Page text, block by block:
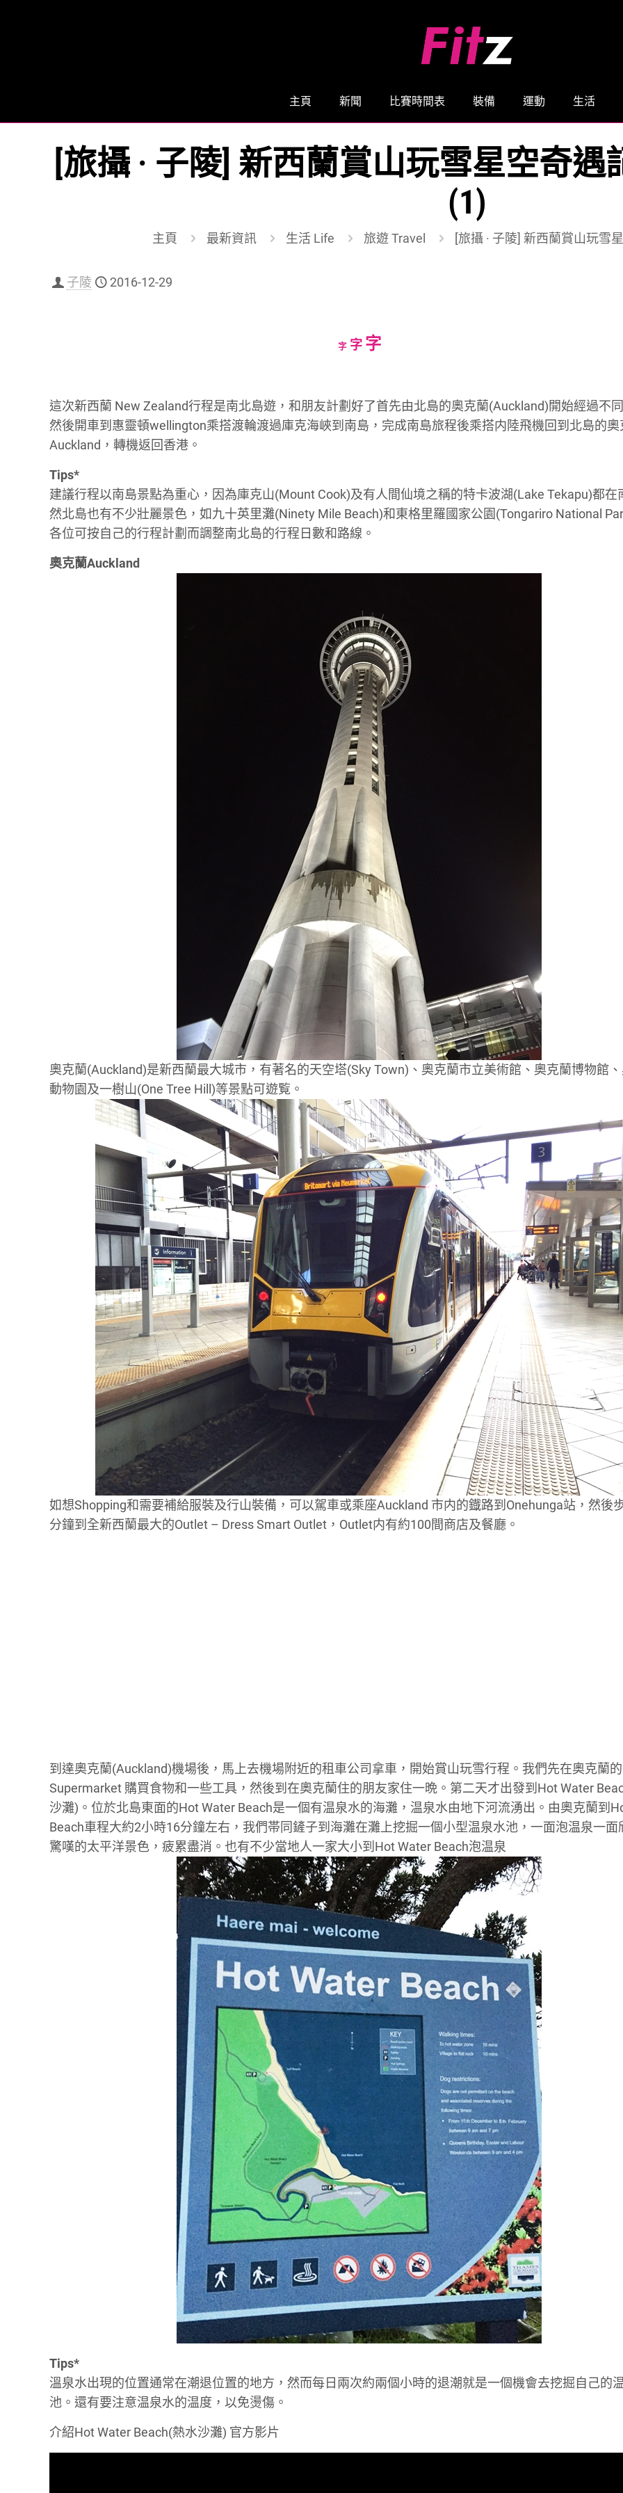
主頁 新聞 比賽時間表 裝備 運動 生活
[旅攝 · 子陵] 新西蘭賞山玩雪星空奇
(1)
主頁 最新資訊 生活 Life 旅遊 Travel [旅攝 · 子陵] 新西蘭賞山玩雪
子陵 2016-12-29
字Decrease
字Reset
字Increase
這次新西蘭 New Zealand行程是南北島遊，和朋友計劃好了首先由北島的奧克蘭(Auckland)開始經過不
然後開車到惠靈頓wellington乘搭渡輪渡過庫克海峽到南島，完成南島旅程後乘搭内陸飛機回到北島的奧
Auckland，轉機返回香港。
Tips*
建議行程以南島景點為重心，因為庫克山(Mount Cook)及有人間仙境之稱的特卡波湖(Lake Tekapu)都在
然北島也有不少壯麗景色，如九十英里灘(Ninety Mile Beach)和東格里羅國家公園(Tongariro National
各位可按自己的行程計劃而調整南北島的行程日數和路線。
奧克蘭Auckland
奧克蘭(Auckland)是新西蘭最大城市，有著名的天空塔(Sky Town)、奧克蘭市立美術館、奧克蘭博物館
動物園及一樹山(One Tree Hill)等景點可遊覧。
如想Shopping和需要補給服裝及行山裝備，可以駕車或乘座Auckland 市内的鐡路到Onehunga站，然後
分鐘到全新西蘭最大的Outlet – Dress Smart Outlet，Outlet内有約100間商店及餐廳。
到達奧克蘭(Auckland)機場後，馬上去機場附近的租車公司拿車，開始賞山玩雪行程。我們先在奧克蘭的
Supermarket 購買食物和一些工具，然後到在奧克蘭住的朋友家住一晩。第二天才出發到Hot Water
沙灘)。位於北島東面的Hot Water Beach是一個有温泉水的海灘，温泉水由地下河流湧出。由奧克蘭到
Beach車程大約2小時16分鐘左右，我們帯同鏟子到海灘在灘上挖掘一個小型温泉水池，一面泡温泉一面
驚嘆的太平洋景色，疲累盡消。也有不少當地人一家大小到Hot Water Beach泡温泉
Tips*
溫泉水出現的位置通常在潮退位置的地方，然而每日兩次約兩個小時的退潮就是一個機會去挖掘自己的
池。還有要注意温泉水的温度，以免燙傷。
介紹Hot Water Beach(熱水沙灘) 官方影片